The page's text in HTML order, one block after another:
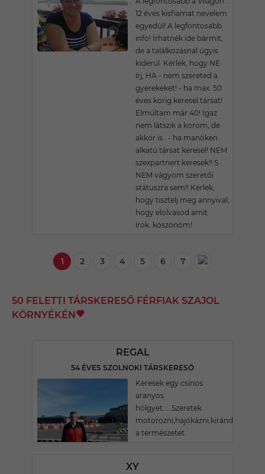
12 éves kisfiamat nevelem
egyedül! A legfontosabb
info! Írhatnék ide bármit,
de a találkozásnál úgyis
kiderül. Kérlek, hogy NE
írj, HA - nem szereted a
gyerekeket! - ha max. 50
éves korig keresel társat!
Elmúltam már 40! Igaz
nem látszik a korom, de
akkor is.. - ha manöken
alkatú társat keresel! NEM
szexpartnert keresek!! S
NEM vágyom szeretői
státuszra sem!! Kérlek,
hogy tisztelj meg annyival,
hogy elolvasod amit
írok..köszönöm!
1 2 3 4 5 6 7
50 FELETTI TÁRSKERESŐ FÉRFIAK SZAJOL
KÖRNYÉKÉN
REGAL
54 ÉVES SZOLNOKI TÁRSKERESŐ
Keresek egy csinos
aranyos
hölgyet.....Szeretek
a természetet.
XY